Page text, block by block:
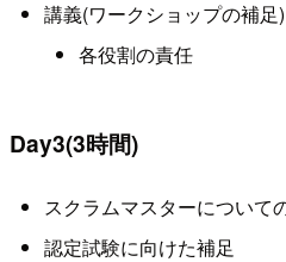
講義(ワークショップの補足)
各役割の責任
Day3(3時間)
スクラムマスターについて
認定試験に向けた補足